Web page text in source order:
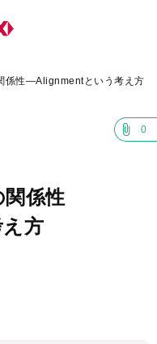
係性―Alignmentという考え方
0
係性
方